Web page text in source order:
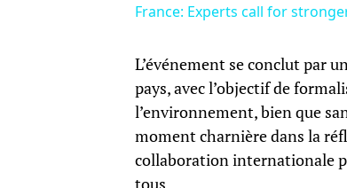
France: Experts call for
L’événement se conclut par
pays, avec l’objectif de
l’environnement, bien que
moment charnière dans la
collaboration internationale